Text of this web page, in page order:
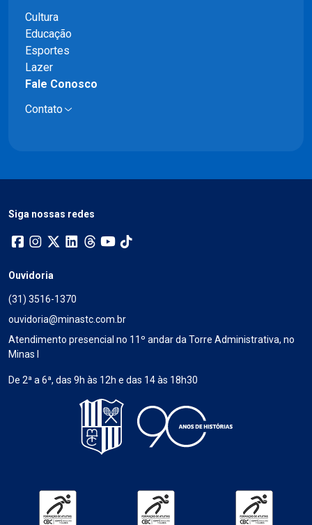
Cultura
Educação
Esportes
Lazer
Fale Conosco
Contato
Siga nossas redes
Ouvidoria
(31) 3516-1370
ouvidoria@minastc.com.br
Atendimento presencial no 11º andar da Torre Administrativa, no
Minas I
De 2ª a 6ª, das 9h às 12h e das 14 às 18h30